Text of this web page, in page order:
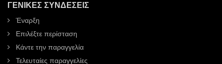
ΓΕΝΙΚΈΣ ΣΥΝΔΈΣΕΙΣ
Έναρξη
Επιλέξτε περίσταση
Κάντε την παραγγελία
Τελευταίες παραγγελίες